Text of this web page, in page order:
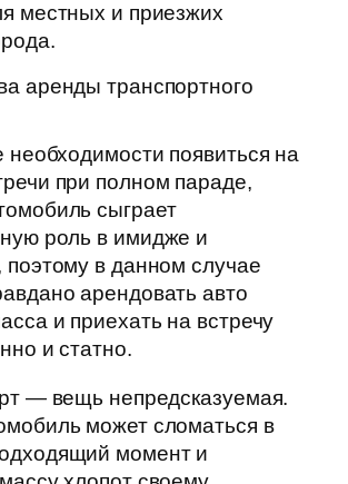
местных и приезжих
аренды транспортного
необходимости появиться на
при полном параде,
сыграет
роль в имидже и
поэтому в данном случае
арендовать авто
и приехать на встречу
и статно.
— вещь непредсказуемая.
может сломаться в
момент и